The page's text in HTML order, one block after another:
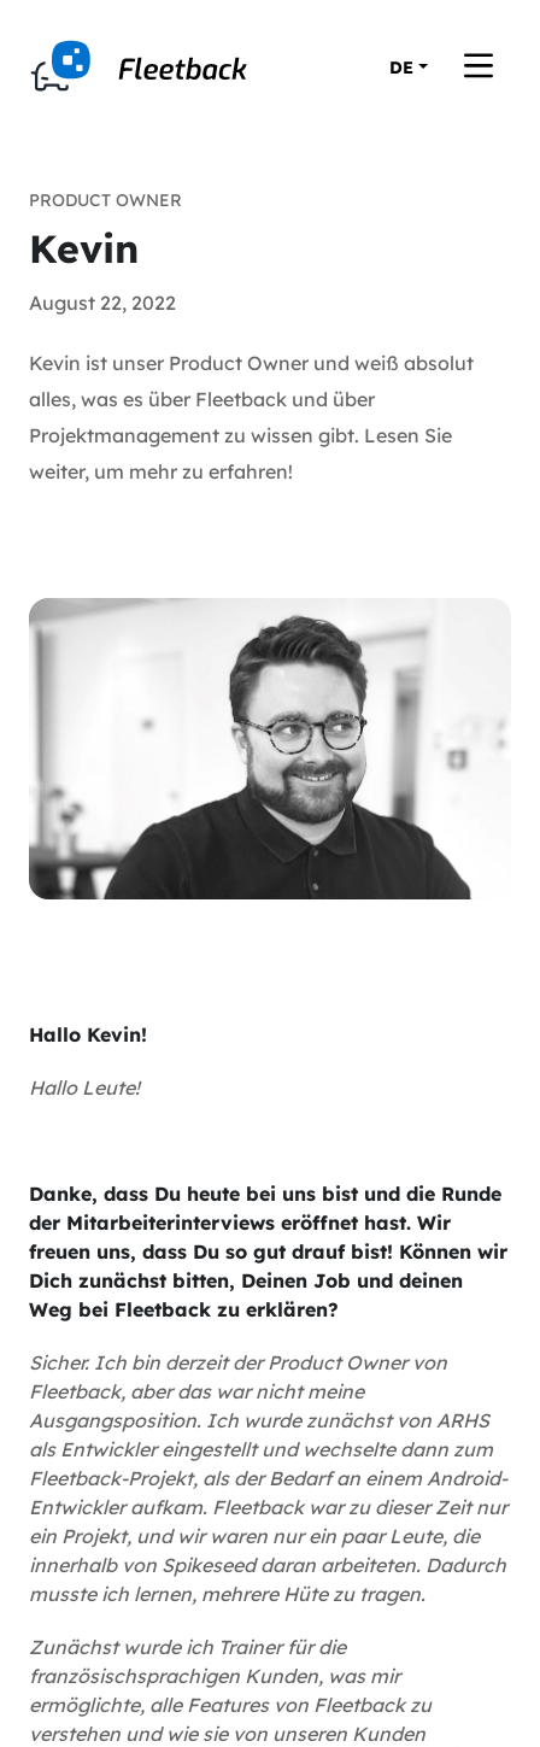
DE
PRODUCT OWNER
Kevin
August 22, 2022
Kevin ist unser Product Owner und weiß absolut
alles, was es über Fleetback und über
Projektmanagement zu wissen gibt. Lesen Sie
weiter, um mehr zu erfahren!
Hallo Kevin!
Hallo Leute!
Danke, dass Du heute bei uns bist und die Runde
der Mitarbeiterinterviews eröffnet hast. Wir
freuen uns, dass Du so gut drauf bist! Können wir
Dich zunächst bitten, Deinen Job und deinen
Weg bei Fleetback zu erklären?
Sicher. Ich bin derzeit der Product Owner von
Fleetback, aber das war nicht meine
Ausgangsposition. Ich wurde zunächst von ARHS
als Entwickler eingestellt und wechselte dann zum
Fleetback-Projekt, als der Bedarf an einem Android-
Entwickler aufkam. Fleetback war zu dieser Zeit nur
ein Projekt, und wir waren nur ein paar Leute, die
innerhalb von Spikeseed daran arbeiteten. Dadurch
musste ich lernen, mehrere Hüte zu tragen.
Zunächst wurde ich Trainer für die
französischsprachigen Kunden, was mir
ermöglichte, alle Features von Fleetback zu
verstehen und wie sie von unseren Kunden